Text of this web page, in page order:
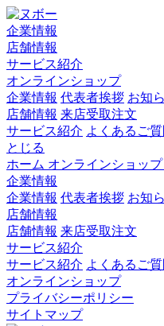
企業情報
店舗情報
サービス紹介
オンラインショップ
企業情報 代表者挨拶 お知
店舗情報 来店受取注文
サービス紹介 よくあるご質
とじる
ホーム オンラインショップ
企業情報
企業情報 代表者挨拶 お知
店舗情報
店舗情報 来店受取注文
サービス紹介
サービス紹介 よくあるご質
オンラインショップ
プライバシーポリシー
サイトマップ